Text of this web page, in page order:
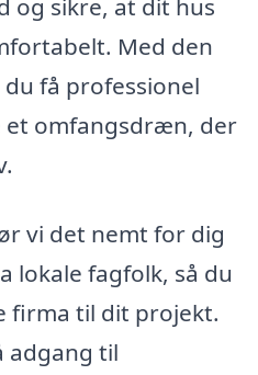
og sikre, at dit hus
Med den
få professionel
omfangsdræn, der
vi det nemt for dig
lokale fagfolk, så du
firma til dit projekt.
adgang til